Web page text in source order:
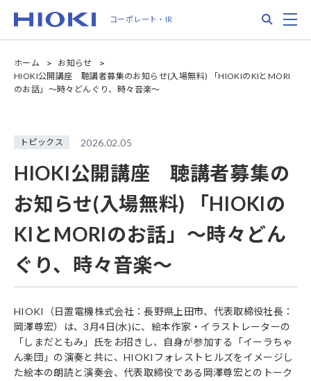
ン
コーポレート・IR
ホーム
お知らせ
HIOKI公開講座 聴講者募集のお知らせ(入場無料) 「HIOKIのKIとMORI
のお話」～時々どんぐり、時々音楽～
トピックス 2026.02.05
HIOKI公開講座 聴講者募集の
お知らせ(入場無料) 「HIOKIの
KIとMORIのお話」～時々どん
ぐり、時々音楽～
HIOKI（日置電機株式会社：長野県上田市、代表取締役社長：
岡澤尊宏）は、3月4日(水)に、絵本作家・イラストレーターの
「しまだともみ」氏をお招きし、自身が参加する「イーラちゃ
ん楽団」の演奏と共に、HIOKIフォレストヒルズをイメージし
た絵本の朗読と演奏会、代表取締役である岡澤尊宏とのトーク